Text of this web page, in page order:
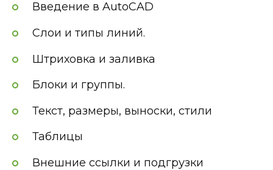
Введение в AutoCAD
Слои и типы линий.
Штриховка и заливка
Блоки и группы.
Текст, размеры, выноски, стили
Таблицы
Внешние ссылки и подгрузки